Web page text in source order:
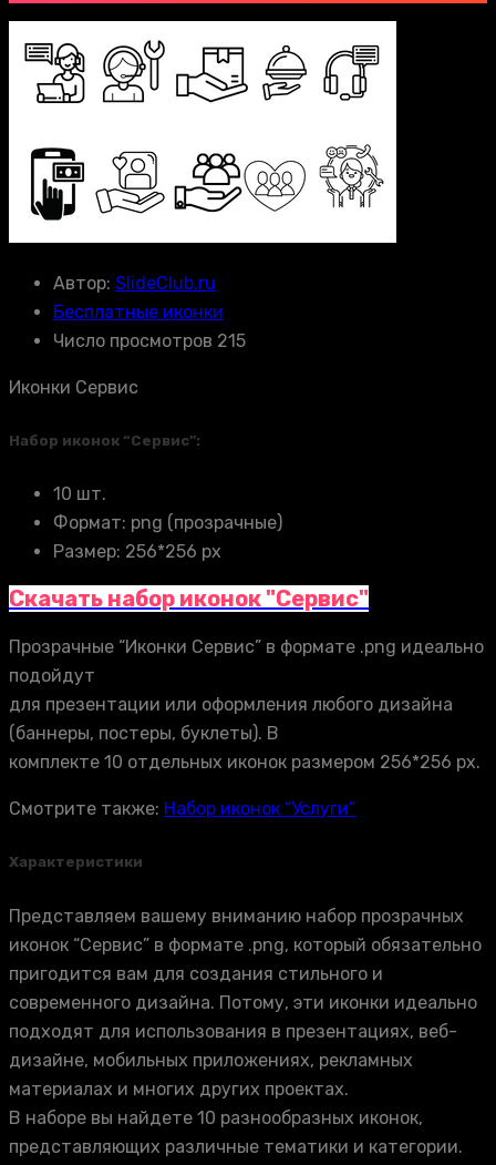
Автор: SlideClub.ru
Бесплатные иконки
Число просмотров 215
Иконки Сервис
Набор иконок “Сервис”:
10 шт.
Формат: png (прозрачные)
Размер: 256*256 px
Скачать набор иконок "Сервис"
Прозрачные “Иконки Сервис” в формате .png идеально
подойдут
для презентации или оформления любого дизайна
(баннеры, постеры, буклеты). В
комплекте 10 отдельных иконок размером 256*256 px.
Смотрите также: Набор иконок “Услуги”
Характеристики
Представляем вашему вниманию набор прозрачных
иконок “Сервис” в формате .png, который обязательно
пригодится вам для создания стильного и
современного дизайна. Потому, эти иконки идеально
подходят для использования в презентациях, веб-
дизайне, мобильных приложениях, рекламных
материалах и многих других проектах.
В наборе вы найдете 10 разнообразных иконок,
представляющих различные тематики и категории.